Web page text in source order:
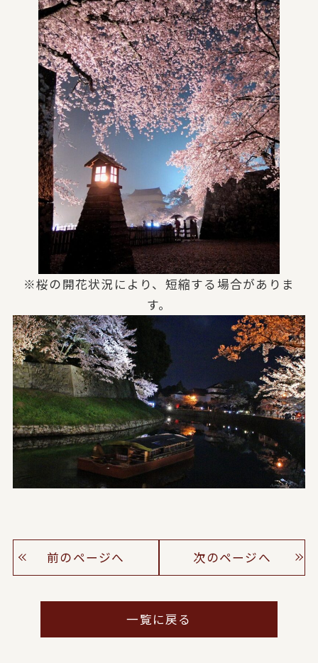
※桜の開花状況により、短縮する場合がありま
す。
前のページへ 次のページへ
一覧に戻る